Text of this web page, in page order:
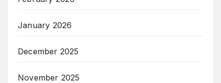
January 2026
December 2025
November 2025